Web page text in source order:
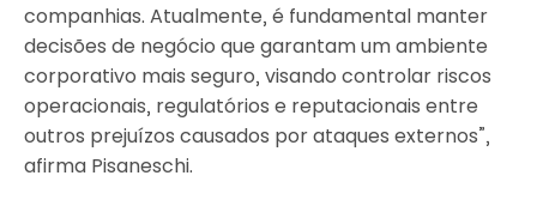
companhias. Atualmente, é fundamental manter
decisões de negócio que garantam um ambiente
corporativo mais seguro, visando controlar riscos
operacionais, regulatórios e reputacionais entre
outros prejuízos causados por ataques externos”,
afirma Pisaneschi.